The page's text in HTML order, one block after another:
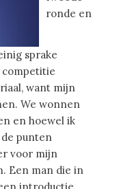
ronde en
sprake
competitie
want mijn
We wonnen
en hoewel ik
punten
voor mijn
Een man die in